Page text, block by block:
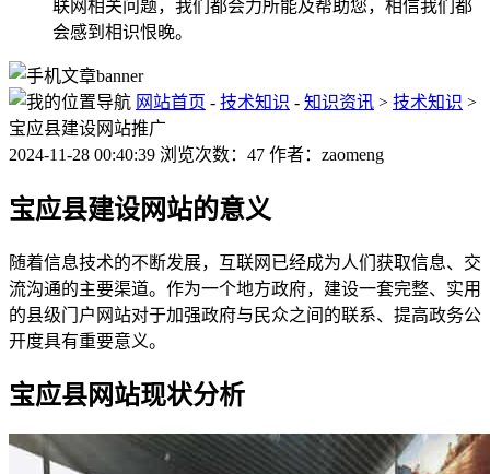
联网相关问题，我们都会力所能及帮助您，相信我们都
会感到相识恨晚。
网站首页 - 技术知识 - 知识资讯 > 技术知识 >
宝应县建设网站推广
2024-11-28 00:40:39 浏览次数：47 作者：zaomeng
宝应县建设网站的意义
随着信息技术的不断发展，互联网已经成为人们获取信息、交
流沟通的主要渠道。作为一个地方政府，建设一套完整、实用
的县级门户网站对于加强政府与民众之间的联系、提高政务公
开度具有重要意义。
宝应县网站现状分析